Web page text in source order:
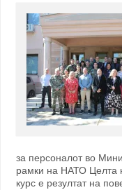
за персоналот во
рамки на НАТО Целта
курс е резултат на